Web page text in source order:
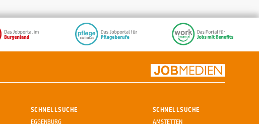
SCHNELLSUCHE
EGGENBURG
SCHNELLSUCHE
AMSTETTEN